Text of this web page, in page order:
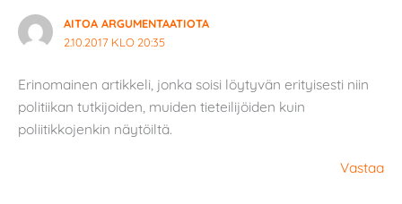
AITOA ARGUMENTAATIOTA
2.10.2017 KLO 20:35
Erinomainen artikkeli, jonka soisi löytyvän erityisesti niin
politiikan tutkijoiden, muiden tieteilijöiden kuin
poliitikkojenkin näytöiltä.
Vastaa